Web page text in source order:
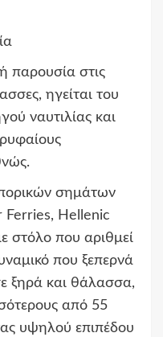
παρουσία στις
ηγείται του
ναυτιλίας και
σημάτων
Ferries, Hellenic
στόλο που αριθμεί
που ξεπερνά
ξηρά και θάλασσα,
από 55
υψηλού επιπέδου